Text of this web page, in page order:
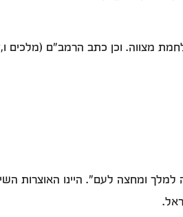
וכן כתב הרמב"ם (מלכים
למלך ומחצה לעם". היינו האוצרות